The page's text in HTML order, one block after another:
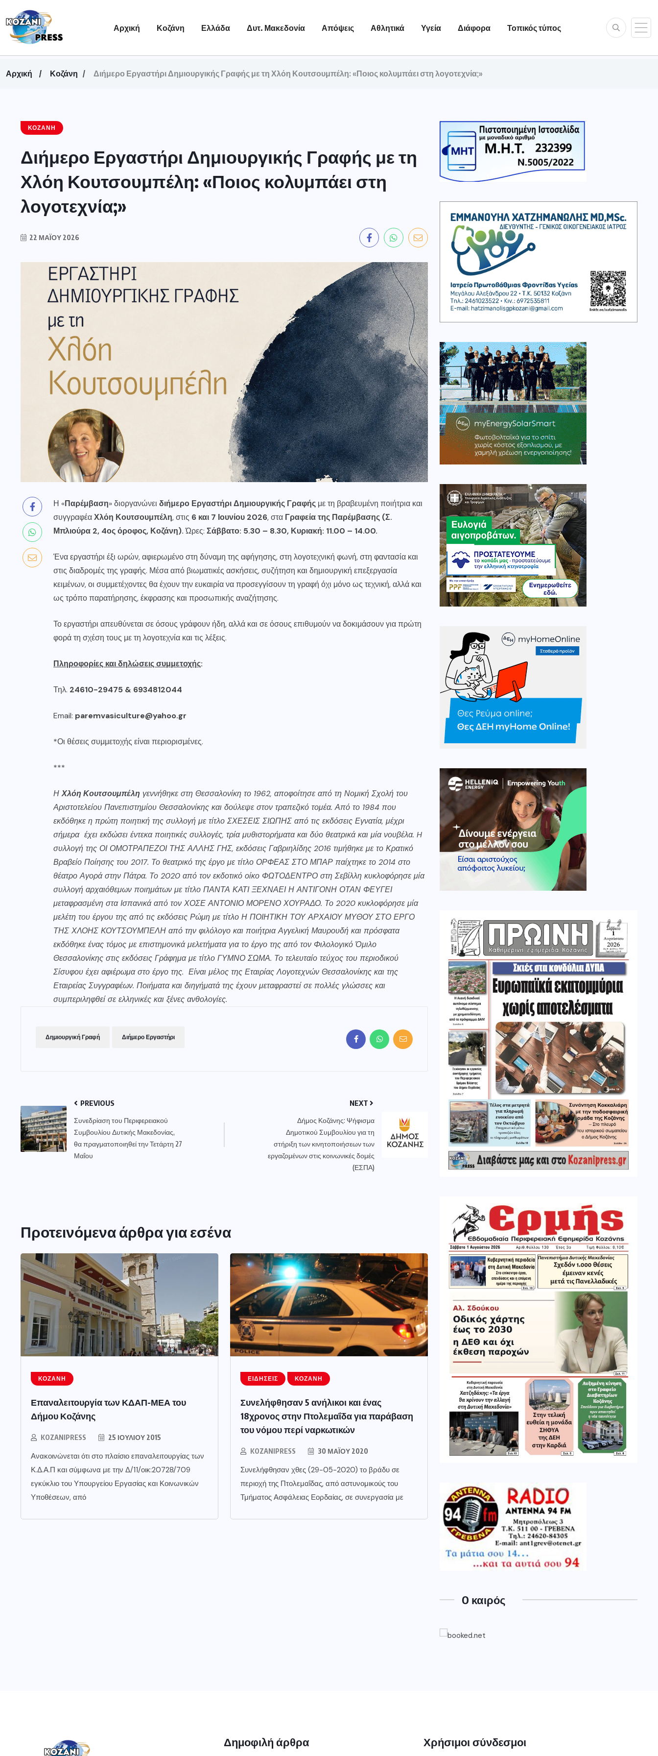
Αρχική Κοζάνη Ελλάδα Δυτ. Μακεδονία Απόψεις Αθλητικά Υγεία Διάφορα Τοπικός τύπος
Αρχική Κοζάνη Διήμερο Εργαστήρι Δημιουργικής Γραφής με τη Χλόη Κουτσουμπέλη: «Ποιος κολυμπάει στη λογοτεχνία;»
ΚΟΖΆΝΗ
Διήμερο Εργαστήρι Δημιουργικής Γραφής με τη
Χλόη Κουτσουμπέλη: «Ποιος κολυμπάει στη
λογοτεχνία;»
22 ΜΑΪ́ΟΥ 2026
Η «Παρέμβαση» διοργανώνει διήμερο Εργαστήρι Δημιουργικής Γραφής με τη βραβευμένη ποιήτρια και
συγγραφέαΧλόη Κουτσουμπέλη, στις 6 και 7 Ιουνίου 2026, στα Γραφεία της Παρέμβασης (Σ.
Μπλιούρα 2, 4ος όροφος, Κοζάνη).Ώρες: Σάββατο: 5.30 – 8.30, Κυριακή: 11.00 – 14.00.
Ένα εργαστήρι έξι ωρών, αφιερωμένο στη δύναμη της αφήγησης, στη λογοτεχνική φωνή, στη φαντασία και
στις διαδρομές της γραφής. Μέσα από βιωματικές ασκήσεις, συζήτηση και δημιουργική επεξεργασία
κειμένων, οι συμμετέχοντες θα έχουν την ευκαιρία να προσεγγίσουν τη γραφή όχι μόνο ως τεχνική, αλλά και
ως τρόπο παρατήρησης, έκφρασης και προσωπικής αναζήτησης.
Το εργαστήρι απευθύνεται σε όσους γράφουν ήδη, αλλά και σε όσους επιθυμούν να δοκιμάσουν για πρώτη
φορά τη σχέση τους με τη λογοτεχνία και τις λέξεις.
Πληροφορίες και δηλώσεις συμμετοχής:
Τηλ. 24610-29475 & 6934812044
Email: paremvasiculture@yahoo.gr
*Οι θέσεις συμμετοχής είναι περιορισμένες.
***
ΗΧλόη Κουτσουμπέλη γεννήθηκε στη Θεσσαλονίκη το 1962, αποφοίτησε από τη Νομική Σχολή του
Αριστοτελείου Πανεπιστημίου Θεσσαλονίκης και δούλεψε στον τραπεζικό τομέα. Από το 1984 που
εκδόθηκε η πρώτη ποιητική της συλλογή με τίτλο ΣΧΕΣΕΙΣ ΣΙΩΠΗΣ από τις εκδόσεις Εγνατία, μέχρι
σήμερα έχει εκδώσει έντεκα ποιητικές συλλογές, τρία μυθιστορήματα και δύο θεατρικά και μία νουβέλα. H
συλλογή της ΟΙ ΟΜΟΤΡΑΠΕΖΟΙ ΤΗΣ ΑΛΛΗΣ ΓΗΣ, εκδόσεις Γαβριηλίδης 2016 τιμήθηκε με το Κρατικό
Βραβείο Ποίησης του 2017. Το θεατρικό της έργο με τίτλο ΟΡΦΕΑΣ ΣΤΟ ΜΠΑΡ παίχτηκε το 2014 στο
θέατρο Αγορά στην Πάτρα. Το 2020 από τον εκδοτικό οίκο ΦΩΤΟΔΕΝΤΡΟ στη Σεβίλλη κυκλοφόρησε μία
συλλογή αρχαιόθεμων ποιημάτων με τίτλο ΠΑΝΤΑ ΚΑΤΙ ΞΕΧΝΑΕΙ Η ΑΝΤΙΓΟΝΗ ΟΤΑΝ ΦΕΥΓΕΙ
μεταφρασμένη στα Ισπανικά από τον ΧΟΣΕ ΑΝΤΟΝΙΟ ΜΟΡΕΝΟ ΧΟΥΡΑΔΟ. Το 2020 κυκλοφόρησε μία
μελέτη του έργου της από τις εκδόσεις Ρώμη με τίτλο Η ΠΟΙΗΤΙΚΗ ΤΟΥ ΑΡΧΑΙΟΥ ΜΥΘΟΥ ΣΤΟ ΕΡΓΟ
ΤΗΣ ΧΛΟΗΣ ΚΟΥΤΣΟΥΜΠΕΛΗ από την φιλόλογο και ποιήτρια Αγγελική Μαυρουδή και πρόσφατα
εκδόθηκε ένας τόμος με επιστημονικά μελετήματα για το έργο της από τον Φιλολογικό Όμιλο
Θεσσαλονίκης στις εκδόσεις Γράφημα με τίτλο ΓΥΜΝΟ ΣΩΜΑ. Το τελευταίο τεύχος του περιοδικού
Σίσυφου έχει αφιέρωμα στο έργο της. Είναι μέλος της Εταιρίας Λογοτεχνών Θεσσαλονίκης και της
Εταιρείας Συγγραφέων. Ποιήματα και διηγήματά της έχουν μεταφραστεί σε πολλές γλώσσες και
συμπεριληφθεί σε ελληνικές και ξένες ανθολογίες.
Δημιουργική Γραφή Διήμερο Εργαστήρι
PREVIOUS
Συνεδρίαση του Περιφερειακού
Συμβουλίου Δυτικής Μακεδονίας,
θα πραγματοποιηθεί την Τετάρτη 27
Μαΐου
NEXT
Δήμος Κοζάνης: Ψήφισμα
Δημοτικού Συμβουλίου για τη
στήριξη των κινητοποιήσεων των
εργαζομένων στις κοινωνικές δομές
(ΕΣΠΑ)
Προτεινόμενα άρθρα για εσένα
ΚΟΖΆΝΗ
Επαναλειτουργία των ΚΔΑΠ-ΜΕΑ του
Δήμου Κοζάνης
KOZANIPRESS 25 ΙΟΥΛΊΟΥ 2015
Ανακοινώνεται ότι στο πλαίσιο επαναλειτουργίας των
Κ.Δ.Α.Π και σύμφωνα με την Δ/11/οικ:20728/709
εγκύκλιο του Υπουργείου Εργασίας και Κοινωνικών
Υποθέσεων, από
ΕΙΔΉΣΕΙΣ ΚΟΖΆΝΗ
Συνελήφθησαν 5 ανήλικοι και ένας
18χρονος στην Πτολεμαΐδα για παράβαση
του νόμου περί ναρκωτικών
KOZANIPRESS 30 ΜΑΪ́ΟΥ 2020
Συνελήφθησαν χθες (29-05-2020) το βράδυ σε
περιοχή της Πτολεμαΐδας, από αστυνομικούς του
Τμήματος Ασφάλειας Εορδαίας, σε συνεργασία με
O καιρός
Δημοφιλή άρθρα Χρήσιμοι σύνδεσμοι